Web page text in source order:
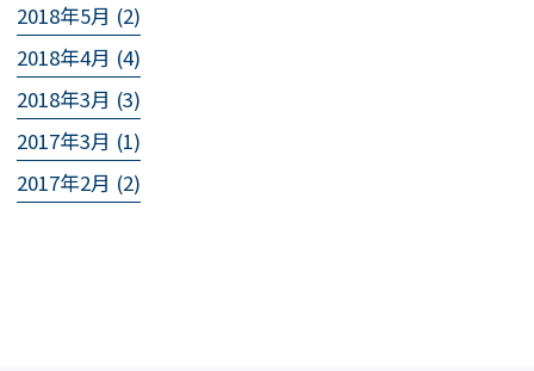
2018年5月 (2)
2018年4月 (4)
2018年3月 (3)
2017年3月 (1)
2017年2月 (2)